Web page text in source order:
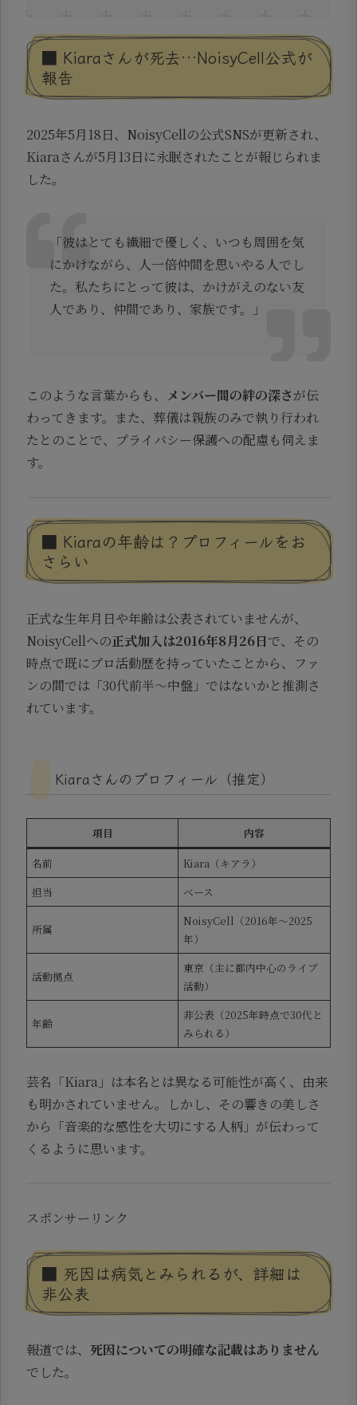
■ Kiaraさんが死去…NoisyCell公式が
報告
2025年5月18日、NoisyCellの公式SNSが更新され、
Kiaraさんが5月13日に永眠されたことが報じられま
した。
「彼はとても繊細で優しく、いつも周囲を気
にかけながら、人一倍仲間を思いやる人でし
た。私たちにとって彼は、かけがえのない友
人であり、仲間であり、家族です。」
このような言葉からも、 メンバー間の絆の深さが伝
わってきます。また、葬儀は親族のみで執り行われ
たとのことで、プライバシー保護への配慮も伺えま
す。
■ Kiaraの年齢は？プロフィールをお
さらい
正式な生年月日や年齢は公表されていませんが、
NoisyCellへの正式加入は2016年8月26日で、その
時点で既にプロ活動歴を持っていたことから、ファ
ンの間では「30代前半〜中盤」ではないかと推測さ
れています。
Kiaraさんのプロフィール（推定）
項目
内容
名前
Kiara（キアラ）
担当
ベース
所属
NoisyCell（2016年〜2025
年）
活動拠点
東京（主に都内中心のライブ
活動）
年齢
非公表（2025年時点で30代と
みられる）
芸名「Kiara」は本名とは異なる可能性が高く、由来
も明かされていません。しかし、その響きの美しさ
から「音楽的な感性を大切にする人柄」が伝わって
くるように思います。
スポンサーリンク
■ 死因は病気とみられるが、詳細は
非公表
報道では、 死因についての明確な記載はありません
でした。